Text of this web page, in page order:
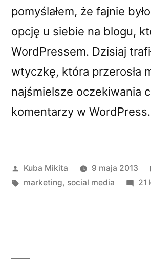
pomyślałem, że fajnie
opcję u siebie na blogu,
WordPressem. Dzisiaj
wtyczkę, która przerosła
najśmielsze oczekiwania
komentarzy w WordPress.
Opublikowane
przez
Kuba Mikita 9 maja 2013
Tagi:
marketing, social media 21